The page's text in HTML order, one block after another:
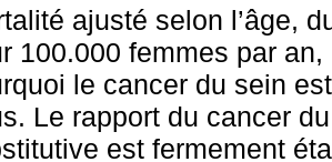
ajusté selon l’âge,
100.000 femmes par
le cancer du sein
Le rapport du cancer
est fermement